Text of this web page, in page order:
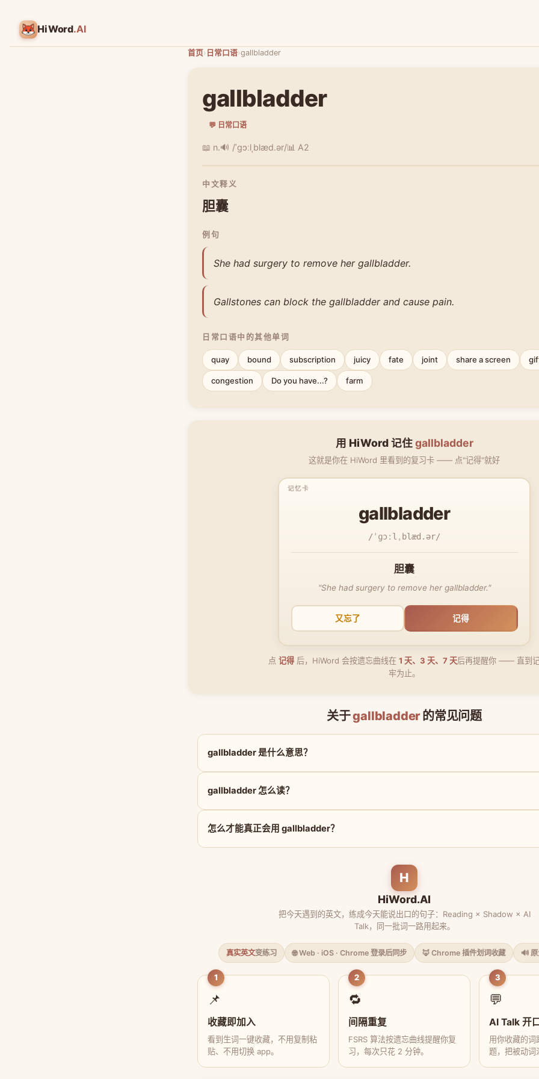
HiWord.AI
首页› 日常口语›gallbladder
gallbladder
💬 日常口语
📖 n.🔊 /ˈɡɔːlˌblæd.ər/📊 A2
中文释义
胆囊
例句
She had surgery to remove her gallbladder.
Gallstones can block the gallbladder and cause pain.
日常口语中的其他单词
quay bound subscription juicy fate joint share a screen
congestion Do you have...? farm
用 HiWord 记住gallbladder
这就是你在 HiWord 里看到的复习卡 —— 点"记得"就好
gallbladder
/ˈɡɔːlˌblæd.ər/
胆囊
"She had surgery to remove her gallbladder."
又忘了 记得
点 记得 后，HiWord 会按遗忘曲线在 1 天、3 天、7 天后再提醒你 —— 直到
牢为止。
关于gallbladder 的常见问题
gallbladder 是什么意思？
gallbladder 怎么读？
怎么才能真正会用 gallbladder？
H
HiWord.AI
把今天遇到的英文，练成今天能说出口的句子：Reading × Shadow × AI
Talk，同一批词一路用起来。
真实英文变练习 🌐 Web · iOS · Chrome 登录后同步 🦊 Chrome 插件划词收藏 🔊
1
📌
收藏即加入
看到生词一键收藏，不用复制粘
贴、不用切换 app。
2
🔁
间隔重复
FSRS 算法按遗忘曲线提醒你复
习，每次只花 2 分钟。
3
💬
AI Talk 开
用你收藏的词
题，把被动词